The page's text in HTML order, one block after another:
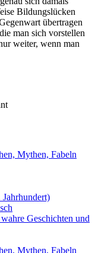
Bildungslücken
übertragen
man sich vorstellen
weiter, wenn man
Mythen, Fabeln
Geschichten und
Mythen, Fabeln